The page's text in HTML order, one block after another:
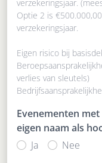
verzekeringsjaar.
Optie 2 is
verzekeringsjaar.
Eigen risico bij
verlies van sleutels)
Evenementen
eigen naam als
Ja
Nee